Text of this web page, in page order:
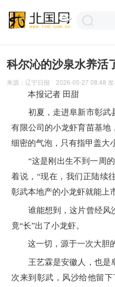
科尔沁的沙泉水养活
来源：辽宁日报 2026-05-27 08:48
本报记者 田甜
初夏，走进阜新市彰武
有限公司的小龙虾育苗基地
细密的气泡，只有指甲盖大
“这是刚出生不到一周的
着说，“现在，我们正陆续
彰武本地产的小龙虾就能上
谁能想到，这片曾经风
竟“长”出了小龙虾。
这一切，源于一次大胆的
王艺霖是安徽人，也是
次来到彰武，风沙给他留下